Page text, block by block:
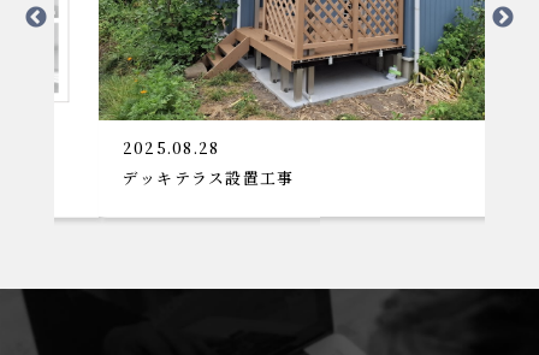
2025.08.28
デッキテラス設置工事